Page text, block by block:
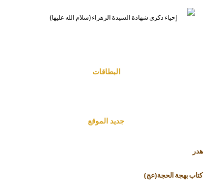
البطاقات
جديد الموقع
هدر
كتاب بهجة الحجة(عج)